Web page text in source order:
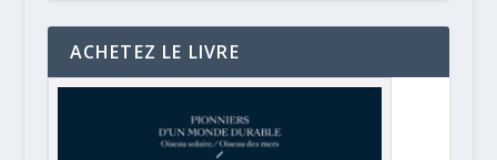
ACHETEZ LE LIVRE